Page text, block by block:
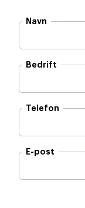
Navn
Bedrift
Telefon
E-post